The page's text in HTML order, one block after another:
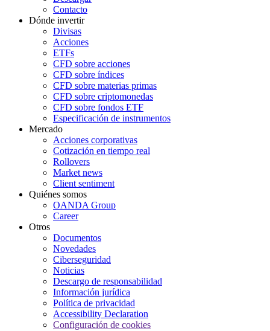
Contacto
Dónde invertir
Divisas
Acciones
ETFs
CFD sobre acciones
CFD sobre índices
CFD sobre materias primas
CFD sobre criptomonedas
CFD sobre fondos ETF
Especificación de instrumentos
Mercado
Acciones corporativas
Cotización en tiempo real
Rollovers
Market news
Client sentiment
Quiénes somos
OANDA Group
Career
Otros
Documentos
Novedades
Ciberseguridad
Noticias
Descargo de responsabilidad
Información jurídica
Política de privacidad
Accessibility Declaration
Configuración de cookies